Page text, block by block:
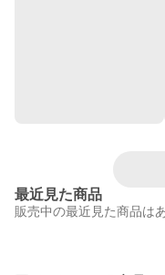
最近見た商品
販売中の最近見た商品は